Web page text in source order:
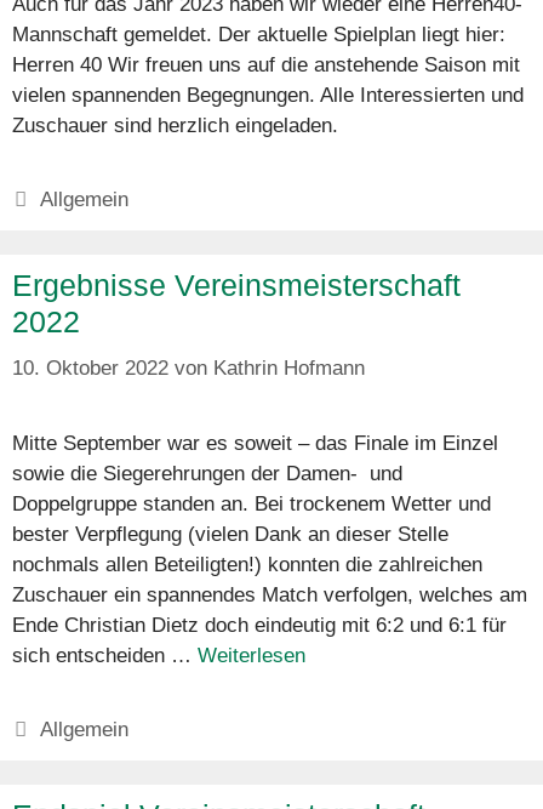
Mannschaft gemeldet. Der aktuelle Spielplan liegt hier:
Herren 40 Wir freuen uns auf die anstehende Saison mit
vielen spannenden Begegnungen. Alle Interessierten und
Zuschauer sind herzlich eingeladen.
Kategorien
Allgemein
Ergebnisse Vereinsmeisterschaft
2022
10. Oktober 2022 von Kathrin Hofmann
Mitte September war es soweit – das Finale im Einzel
sowie die Siegerehrungen der Damen- und
Doppelgruppe standen an. Bei trockenem Wetter und
bester Verpflegung (vielen Dank an dieser Stelle
nochmals allen Beteiligten!) konnten die zahlreichen
Zuschauer ein spannendes Match verfolgen, welches am
Ende Christian Dietz doch eindeutig mit 6:2 und 6:1 für
sich entscheiden … Weiterlesen
Kategorien
Allgemein